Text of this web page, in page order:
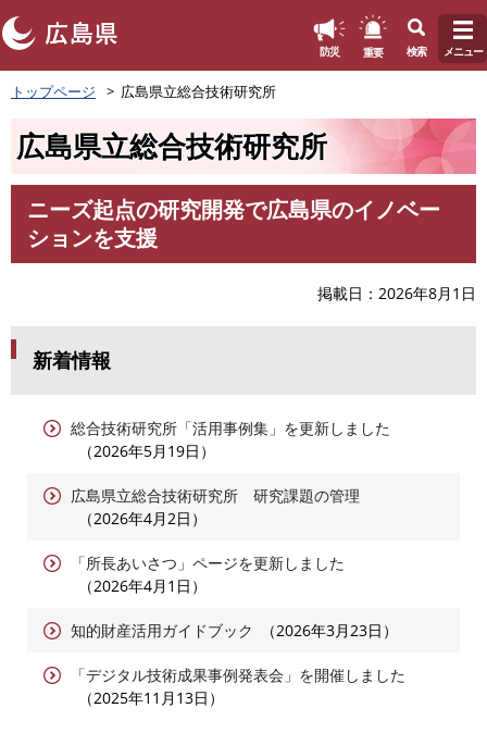
ペ
ー
頭
。
防災 重要 検索 メニュー
トップページ 広島県立総合技術研究所
広島県立総合技術研究所
ニーズ起点の研究開発で広島県のイノベー
ションを支援
掲載日 2026年8月1日
新着情報
総合技術研究所「活用事例集」を更新しました
2026年5月19日
広島県立総合技術研究所 研究課題の管理
2026年4月2日
「所長あいさつ」ページを更新しました
2026年4月1日
知的財産活用ガイドブック 2026年3月23日
「デジタル技術成果事例発表会」を開催しました
2025年11月13日